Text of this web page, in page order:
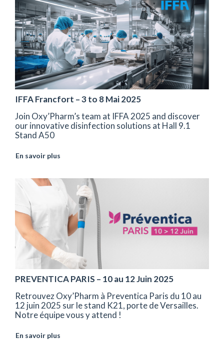
IFFA Francfort – 3 to 8 Mai 2025
Join Oxy’Pharm’s team at IFFA 2025 and discover
our innovative disinfection solutions at Hall 9.1
Stand A50
En savoir plus
PREVENTICA PARIS – 10 au 12 Juin 2025
Retrouvez Oxy’Pharm à Preventica Paris du 10 au
12 juin 2025 sur le stand K21, porte de Versailles.
Notre équipe vous y attend !
En savoir plus